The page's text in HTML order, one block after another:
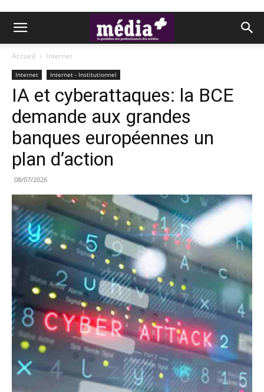
Accueil Internet
Internet Internet - Institutionnel
IA et cyberattaques: la BCE
demande aux grandes
banques européennes un
plan d’action
08/07/2026